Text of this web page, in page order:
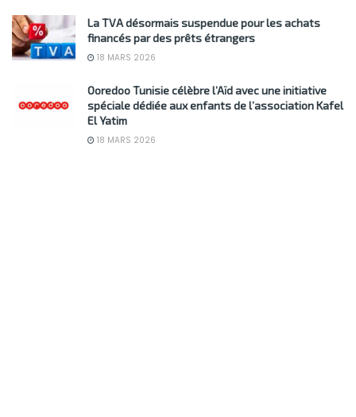
La TVA désormais suspendue pour les achats
financés par des prêts étrangers
18 MARS 2026
Ooredoo Tunisie célèbre l’Aïd avec une initiative
spéciale dédiée aux enfants de l’association Kafel
El Yatim
18 MARS 2026